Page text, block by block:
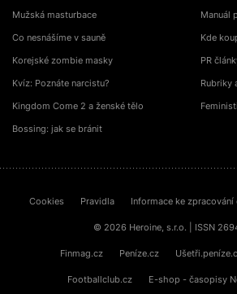
Mužská masturbace
Co nesnášíme v sauně
Korejské zombie masky
Kvíz: Poznáte narcistu?
Kingdom Come 2 a ženské tělo
Bossing: jak se bránit
Manuál
Kde
PR
Rubriky
Cookies Pravidla Informace ke
© 2026 Heroine, s.r.o. | ISSN
Finmag.cz Peníze.cz
Footballclub.cz E-shop - časopisy